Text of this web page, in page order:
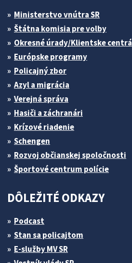
Ministerstvo vnútra SR
Štátna komisia pre volby
Okresné úrady/Klientske centrá
Európske programy
Policajný zbor
Azyl a migrácia
Verejná správa
Hasiči a záchranári
Krízové riadenie
Schengen
Rozvoj občianskej spoločnosti
Športové centrum polície
DÔLEŽITÉ ODKAZY
Podcast
Stan sa policajtom
E-služby MV SR